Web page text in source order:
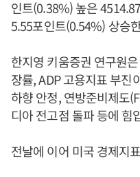
인트(0.38%) 높은
5.55포인트(0.54%) 상승
한지영 키움증권 연구원
장률, ADP 고용지표 부진
하향 안정, 연방준비제도
디아 전고점 돌파 등에 힘
전날에 이어 미국 경제지